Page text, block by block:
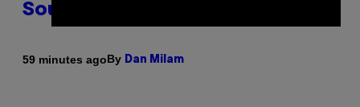
Sound of the 2000s
59 minutes agoBy Dan Milam